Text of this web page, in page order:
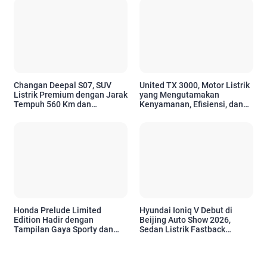
Changan Deepal S07, SUV
Listrik Premium dengan Jarak
Tempuh 560 Km dan
United TX 3000, Motor Listrik
yang Mengutamakan
Kenyamanan, Efisiensi, dan
Honda Prelude Limited
Edition Hadir dengan
Tampilan Gaya Sporty dan
Hyundai Ioniq V Debut di
Beijing Auto Show 2026,
Sedan Listrik Fastback